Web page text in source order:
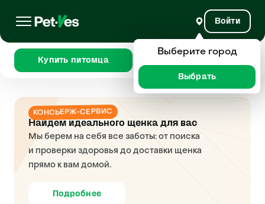
Войти
Купить питомца
КОНСЬЕРЖ-СЕРВИС
Найдем идеального щенка для вас
Мы берем на себя все заботы: от поиска
и проверки здоровья до доставки щенка
прямо к вам домой.
Подробнее
Выберите город
Выбрать